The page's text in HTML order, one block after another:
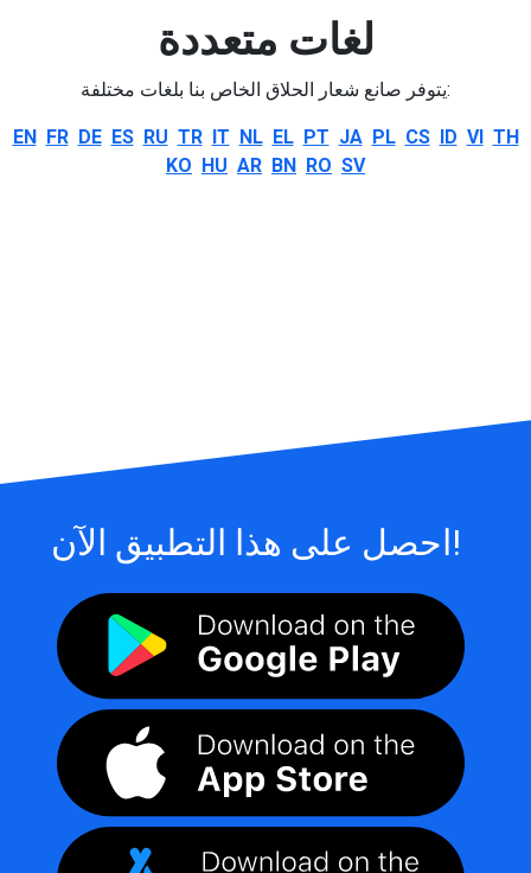
لغات متعددة
يتوفر صانع شعار الحلاق الخاص بنا بلغات مختلفة:
EN FR DE ES RU TR IT NL EL PT JA PL CS ID VI TH
KO HU AR BN RO SV
احصل على هذا التطبيق الآن!